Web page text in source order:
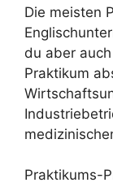
Die meisten
du aber
Praktikum
Praktikums-